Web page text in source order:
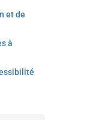
et de
à